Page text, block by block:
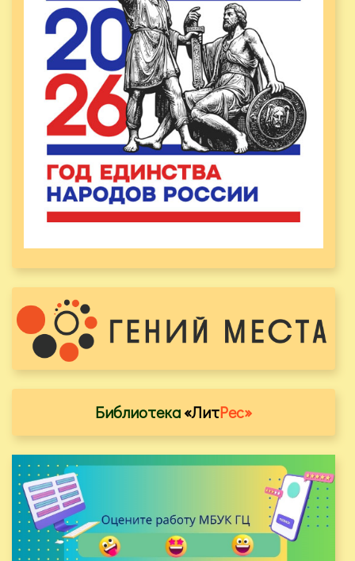
Библиотека«ЛитРес»